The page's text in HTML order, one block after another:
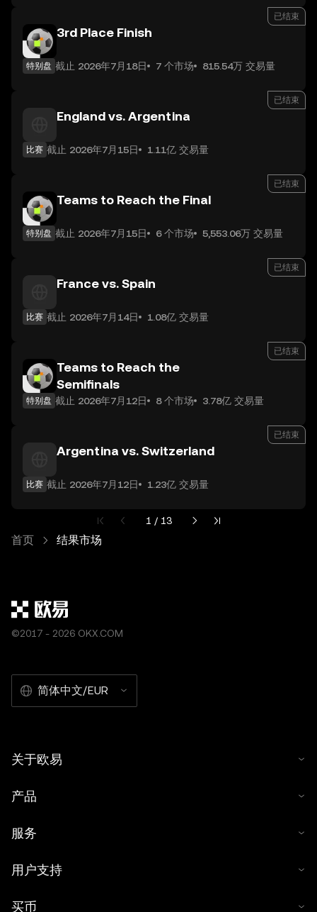
已结束
3rd Place Finish
特别盘 截止 2026年7月18日 7 个市场 815.54万 交易量
已结束
England vs. Argentina
比赛 截止 2026年7月15日 1.11亿 交易量
已结束
Teams to Reach the Final
特别盘 截止 2026年7月15日 6 个市场 5,553.06万 交易量
已结束
France vs. Spain
比赛 截止 2026年7月14日 1.08亿 交易量
已结束
Teams to Reach the
Semifinals
特别盘 截止 2026年7月12日 8 个市场 3.78亿 交易量
已结束
Argentina vs. Switzerland
比赛 截止 2026年7月12日 1.23亿 交易量
第 1 页，共 13 页
1 / 13
首页 结果市场
©2017 - 2026 OKX.COM
简体中文/EUR
关于欧易
产品
服务
用户支持
买币